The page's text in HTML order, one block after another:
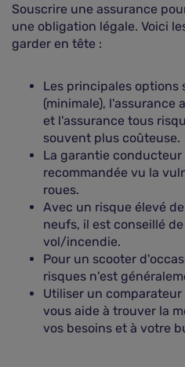
Souscrire une assurance
une obligation légale. Voici
garder en tête :
Les principales options
(minimale), l'assurance
et l'assurance tous
souvent plus coûteuse.
La garantie
recommandée vu la
roues.
Avec un risque élevé
neufs, il est conseillé
vol/incendie.
Pour un scooter
risques n'est
Utiliser un
vous aide à trouver la
vos besoins et à votre